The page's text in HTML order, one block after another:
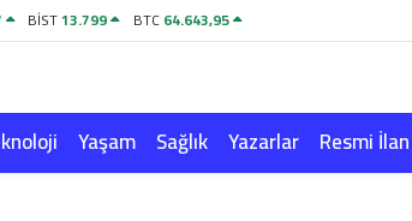
BİST13.799 BTC64.643,95
Yaşam Sağlık Yazarlar Resmi İlan